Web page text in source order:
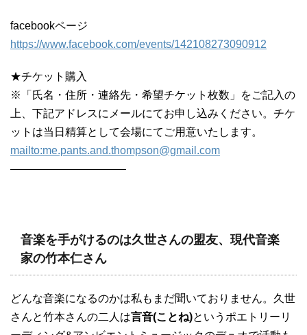
facebookページ
https://www.facebook.com/events/142108273090912
★チケット購入
※「氏名・住所・連絡先・希望チケット枚数」をご記入の
上、下記アドレスにメールにてお申し込みください。チケ
ットは当日精算として会場にてご用意いたします。
mailto:me.pants.and.thompson@gmail.com
——————————–
音楽を手がけるのは久世さんの盟友、現代音楽
家の竹本仁さん
どんな音楽になるのかは私もまだ聞いておりません。久世
さんと竹本さんの二人は言音(ことね)というポエトリーリ